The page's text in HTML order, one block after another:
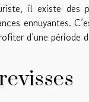
il existe des
ennuyantes.
d’une période